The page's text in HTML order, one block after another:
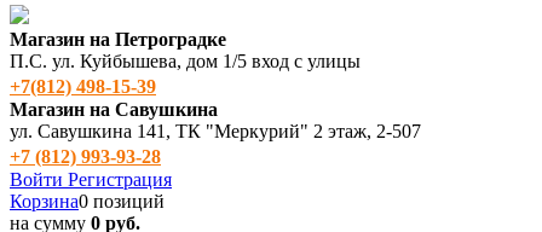
Магазин на Петроградке
П.С. ул. Куйбышева, дом 1/5 вход с улицы
+7(812) 498‑15-39
Магазин на Савушкина
ул. Савушкина 141, ТК "Меркурий" 2 этаж, 2-507
+7 (812) 993-93-28
Войти Регистрация
Корзина0 позиций
на сумму 0 руб.